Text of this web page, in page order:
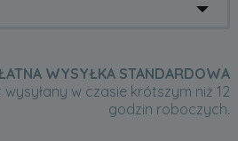
WYSYŁKA STANDARDOWA
w czasie krótszym niż 12
godzin roboczych.